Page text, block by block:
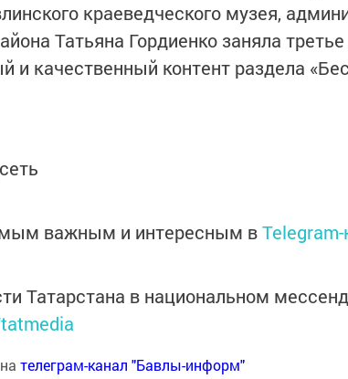
краеведческого музея,
Татьяна Гордиенко заняла
и качественный контент раздела
важным и интересным в
Татарстана в национальном
телеграм-канал "Бавлы-информ"